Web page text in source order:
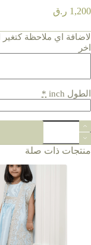
1,200 ر.ق
لاضافة اي ملاحظة
اخر
الطول inch *
كمية
KAFTAN
منتجات ذات صلة